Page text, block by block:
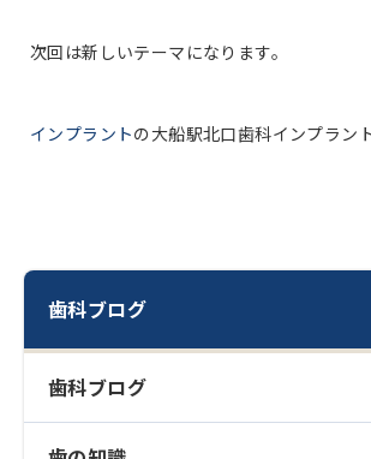
歯科ブログ
歯科ブログ
次回は新しいテーマになります。
インプラントの大船駅北口歯科インプラン